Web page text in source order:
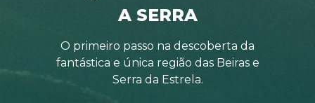
A SERRA
O primeiro passo na descoberta da
fantástica e única região das Beiras e
Serra da Estrela.